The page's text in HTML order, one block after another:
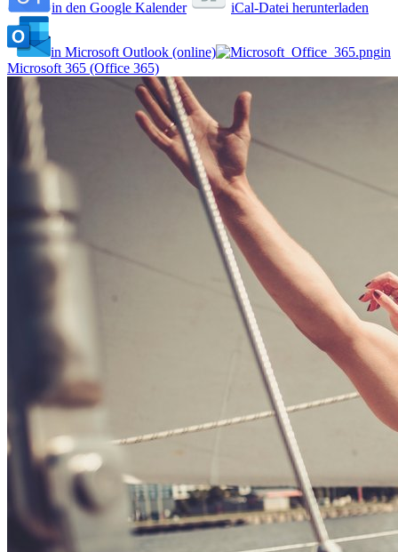
in den Google Kalender iCal-Datei herunterladen
in Microsoft Outlook (online)
in
Microsoft 365 (Office 365)